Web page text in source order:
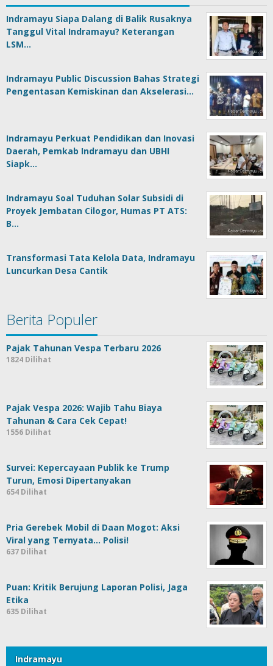
Indramayu Siapa Dalang di Balik Rusaknya
Tanggul Vital Indramayu? Keterangan
LSM…
Indramayu Public Discussion Bahas Strategi
Pengentasan Kemiskinan dan Akselerasi…
Indramayu Perkuat Pendidikan dan Inovasi
Daerah, Pemkab Indramayu dan UBHI
Siapk…
Indramayu Soal Tuduhan Solar Subsidi di
Proyek Jembatan Cilogor, Humas PT ATS:
B…
Transformasi Tata Kelola Data, Indramayu
Luncurkan Desa Cantik
Berita Populer
Pajak Tahunan Vespa Terbaru 2026
1824 Dilihat
Pajak Vespa 2026: Wajib Tahu Biaya
Tahunan & Cara Cek Cepat!
1556 Dilihat
Survei: Kepercayaan Publik ke Trump
Turun, Emosi Dipertanyakan
654 Dilihat
Pria Gerebek Mobil di Daan Mogot: Aksi
Viral yang Ternyata… Polisi!
637 Dilihat
Puan: Kritik Berujung Laporan Polisi, Jaga
Etika
635 Dilihat
Indramayu